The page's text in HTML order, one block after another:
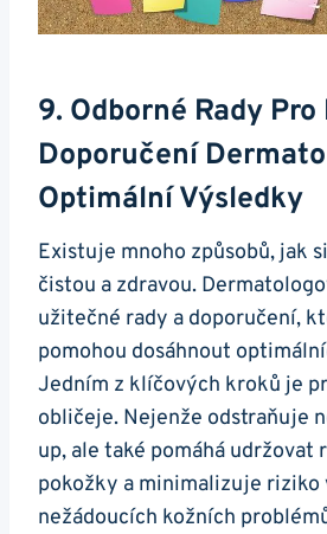
9. Odborné⁢ Rady
Doporučení
Optimální Výsledky
Existuje ⁤mnoho způsobů, jak
čistou a zdravou.
užitečné rady a doporučení,
pomohou‌ dosáhnout
Jedním z klíčových kroků ​je
obličeje. Nejenže odstraňuje
up, ale také pomáhá udržovat⁣
pokožky ⁣a minimalizuje‌ riziko
nežádoucích kožních